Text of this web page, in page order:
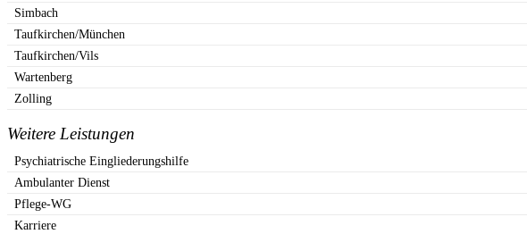
Simbach
Taufkirchen/München
Taufkirchen/Vils
Wartenberg
Zolling
Weitere Leistungen
Psychiatrische Eingliederungshilfe
Ambulanter Dienst
Pflege-WG
Karriere